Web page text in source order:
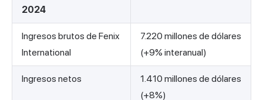
2024
Ingresos brutos de Fenix
International
7.220 millones de dólares
(+9% interanual)
Ingresos netos
1.410 millones de dólares
(+8%)